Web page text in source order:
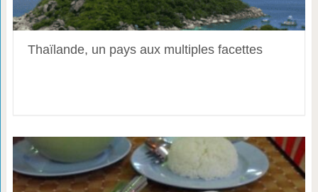
Thaïlande, un pays aux multiples facettes